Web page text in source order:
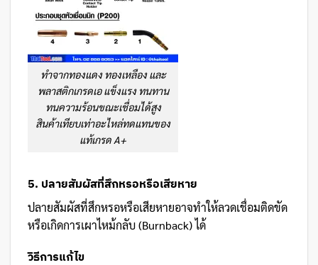
ทำจากทองแดง ทองเหลือง และ
พลาสติกเกรดเอ แข็งแรง ทนทาน
ทนความร้อนขณะเชื่อมได้สูง
สินค้าเทียบเท่าอะไหล่ทดแทนของ
แท้เกรด A+
5. ปลายสัมผัสที่สึกหรอหรือเสียหาย
ปลายสัมผัสที่สึกหรอหรือเสียหายอาจทำให้ลวดเชื่อมติดขัด
หรือเกิดการเผาไหม้กลับ (Burnback) ได้
วิธีการแก้ไข